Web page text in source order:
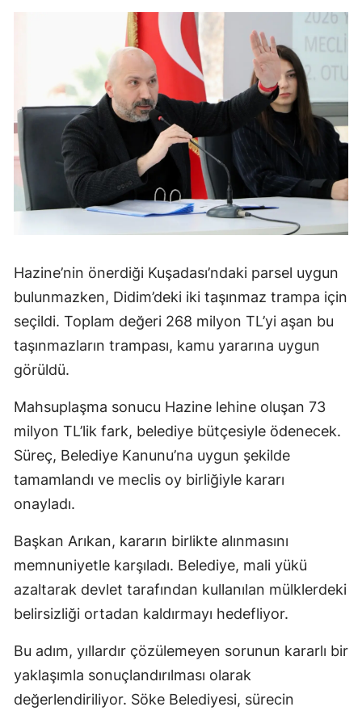
Hazine’nin önerdiği Kuşadası’ndaki parsel uygun
bulunmazken, Didim’deki iki taşınmaz trampa için
seçildi. Toplam değeri 268 milyon TL’yi aşan bu
taşınmazların trampası, kamu yararına uygun
görüldü.
Mahsuplaşma sonucu Hazine lehine oluşan 73
milyon TL’lik fark, belediye bütçesiyle ödenecek.
Süreç, Belediye Kanunu’na uygun şekilde
tamamlandı ve meclis oy birliğiyle kararı
onayladı.
Başkan Arıkan, kararın birlikte alınmasını
memnuniyetle karşıladı. Belediye, mali yükü
azaltarak devlet tarafından kullanılan mülklerdeki
belirsizliği ortadan kaldırmayı hedefliyor.
Bu adım, yıllardır çözülemeyen sorunun kararlı bir
yaklaşımla sonuçlandırılması olarak
değerlendiriliyor. Söke Belediyesi, sürecin